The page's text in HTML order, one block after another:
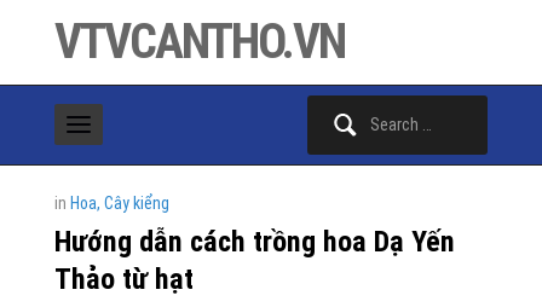
VTVCANTHO.VN
in Hoa, Cây kiểng
Hướng dẫn cách trồng hoa Dạ Yến
Thảo từ hạt